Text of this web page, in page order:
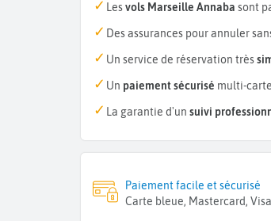
Lesvols Marseille Annaba sont
Des assurances pour annuler
Un service de réservation très
Un paiement sécurisé multi-
La garantie d'un suivi
Paiement facile et sécurisé
Carte bleue, Mastercard,